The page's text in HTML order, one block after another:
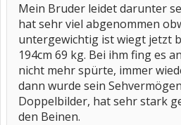
Mein Bruder leidet darunter
hat sehr viel abgenommen
untergewichtig ist wiegt jetzt
194cm 69 kg. Bei ihm fing es
nicht mehr spürte, immer
dann wurde sein
Doppelbilder, hat sehr stark
den Beinen.